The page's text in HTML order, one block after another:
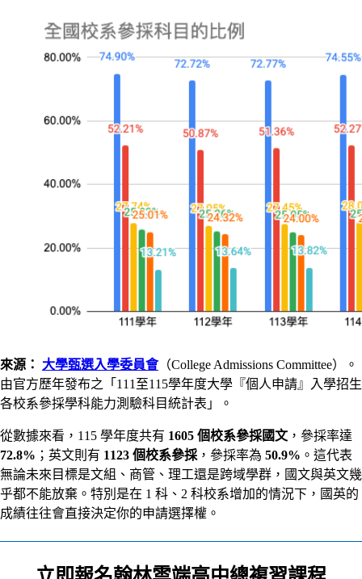
來源： 大學甄選入學委員會（College Admissions Committee）。
由官方歷年發布之「111至115學年度大學『個人申請』入學招生
各校系參採學科能力測驗科目統計表」。
從數據來看，115 學年度共有 1605 個校系參採國文 ，參採率達
72.8% ；英文則有 1123 個校系參採，參採率為 50.9% 。這代表
無論未來目標是文組、商管、理工還是跨域學群，國文與英文幾
乎都不能放棄。特別是在 1 科、2 科校系增加的情況下，國英的
成績往往會直接決定你的申請選擇權。